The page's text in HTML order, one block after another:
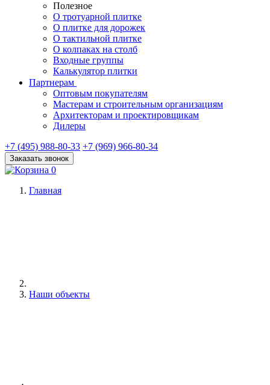
Полезное
О тротуарной плитке
О плитке для дорожек
О тактильной плитке
О колпаках на столб
Входные группы
Калькулятор плитки
Партнерам
Оптовым покупателям
Мастерам и строительным организациям
Архитекторам и проектировщикам
Дилеры
+7 (495) 988-80-33 +7 (969) 966-80-34
Заказать звонок
0
Главная
Наши объекты